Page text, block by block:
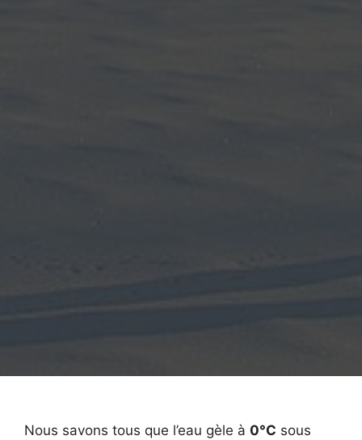
Nous savons tous que l’eau gèle à 0°C sous